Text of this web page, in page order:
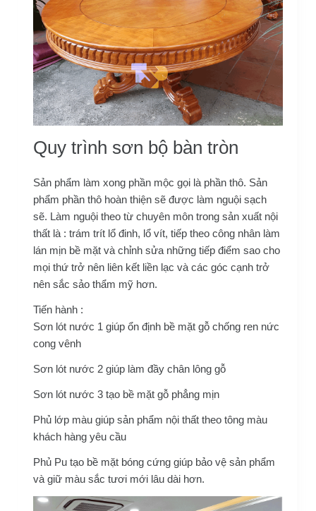
Quy trình sơn bộ bàn tròn
Sản phẩm làm xong phần mộc gọi là phần thô. Sản
phẩm phần thô hoàn thiện sẽ được làm nguội sạch
sẽ. Làm nguội theo từ chuyên môn trong sản xuất nội
thất là : trám trít lổ đinh, lổ vít, tiếp theo công nhân làm
lán mịn bề mặt và chỉnh sửa những tiếp điểm sao cho
mọi thứ trở nên liên kết liền lạc và các góc cạnh trở
nên sắc sảo thẩm mỹ hơn.
Tiến hành :
Sơn lót nước 1 giúp ổn định bề mặt gỗ chống ren nức
cong vênh
Sơn lót nước 2 giúp làm đầy chân lông gỗ
Sơn lót nước 3 tạo bề mặt gỗ phẳng mịn
Phủ lớp màu giúp sản phẩm nội thất theo tông màu
khách hàng yêu cầu
Phủ Pu tạo bề mặt bóng cứng giúp bảo vệ sản phẩm
và giữ màu sắc tươi mới lâu dài hơn.